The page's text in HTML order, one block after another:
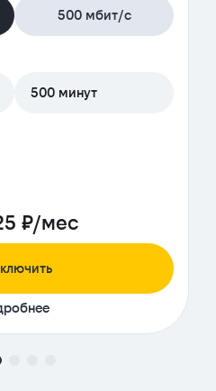
500 мбит/с
500 минут
₽/мес